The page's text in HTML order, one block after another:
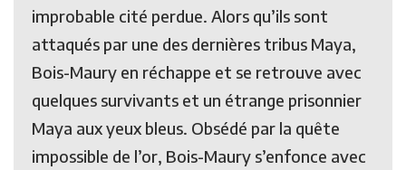
improbable cité perdue. Alors qu’ils sont
attaqués par une des dernières tribus Maya,
Bois-Maury en réchappe et se retrouve avec
quelques survivants et un étrange prisonnier
Maya aux yeux bleus. Obsédé par la quête
impossible de l’or, Bois-Maury s’enfonce avec